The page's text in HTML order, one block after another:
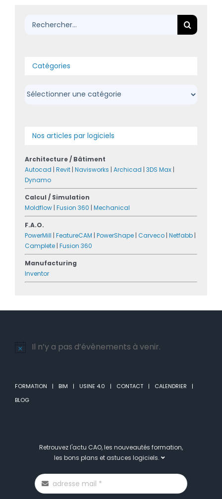
Rechercher:
Catégories
Catégories
Nos articles par logiciels
Architecture / Bâtiment
Autocad | Revit | Navisworks | Archicad | 3DS Max |
Dynamo
Calcul / Simulation
Moldflow | Fusion 360 | Mechanical
F.A.O.
PowerMill | FeatureCAM | PowerShape | Carveco | Netfabb |
Camplete | Fusion 360
Manufacturing
Inventor
Notice
Il n’y a pas d’évènements à venir.
FORMATION BIM USINE 4.0 CONTACT
CALENDRIER
BLOG
Retrouvez l'actu CAO, les nouveautés formation,
les bons plans et astuces logiciels.